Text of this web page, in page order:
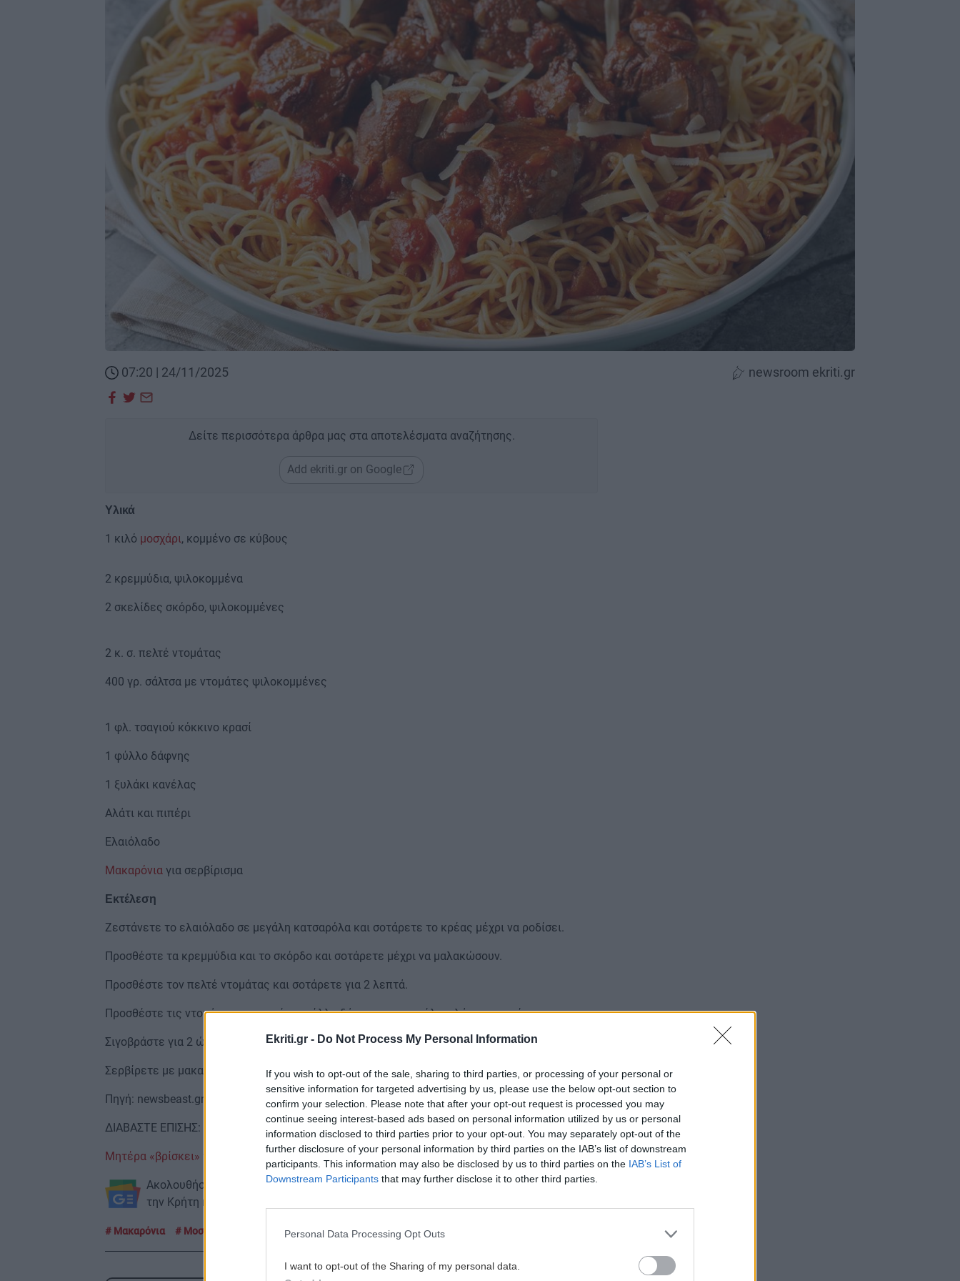
Ekriti.gr - Do Not Process My Personal Information
If you wish to opt-out of the sale, sharing to third parties, or processing of your personal or
sensitive information for targeted advertising by us, please use the below opt-out section to
confirm your selection. Please note that after your opt-out request is processed you may
continue seeing interest-based ads based on personal information utilized by us or personal
information disclosed to third parties prior to your opt-out. You may separately opt-out of the
further disclosure of your personal information by third parties on the IAB’s list of downstream
participants. This information may also be disclosed by us to third parties on the IAB’s List of
Downstream Participants that may further disclose it to other third parties.
Personal Data Processing Opt Outs
I want to opt-out of the Sharing of my personal data.
07:20 | 24/11/2025 newsroom ekriti.gr
Δείτε περισσότερα άρθρα μας στα αποτελέσματα αναζήτησης.
Add ekriti.gr on Google
Υλικά
1 κιλό μοσχάρι, κομμένο σε κύβους
2 κρεμμύδια, ψιλοκομμένα
2 σκελίδες σκόρδο, ψιλοκομμένες
2 κ. σ. πελτέ ντομάτας
400 γρ. σάλτσα με ντομάτες ψιλοκομμένες
1 φλ. τσαγιού κόκκινο κρασί
1 φύλλο δάφνης
1 ξυλάκι κανέλας
Αλάτι και πιπέρι
Ελαιόλαδο
Μακαρόνια για σερβίρισμα
Εκτέλεση
Ζεστάνετε το ελαιόλαδο σε μεγάλη κατσαρόλα και σοτάρετε το κρέας μέχρι να ροδίσει.
Προσθέστε τα κρεμμύδια και το σκόρδο και σοτάρετε μέχρι να μαλακώσουν.
Προσθέστε τον πελτέ ντομάτας και σοτάρετε για 2 λεπτά.
Προσθέστε τις ντομάτες, το κρασί, το φύλλο δάφνης, την κανέλα, αλάτι και πιπέρι.
Σιγοβράστε για 2 ώρες, μέχρι το κρέας να γίνει τρυφερό.
Σερβίρετε με μακαρόνια.
Πηγή: newsbeast.gr
ΔΙΑΒΑΣΤΕ ΕΠΙΣΗΣ:
Μητέρα «βρίσκει» τον νεκρό γιο της ως έκθεμα σε μουσείο του Λας Βέγκας
Ακολουθήστε το ekriti.gr στοGoogle Newsκαι μάθετε πρώτοι όλες τις ειδήσεις για
την Κρήτη και όχι μόνο.
Μακαρόνια Μοσχάρι Ντομάτες